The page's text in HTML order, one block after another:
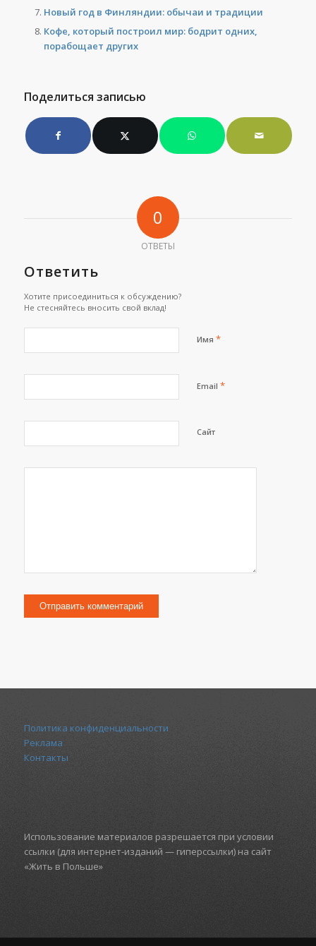
Новый год в Финляндии: обычаи и традиции
Кофе, который построил мир: бодрит одних,
порабощает других
Поделиться записью
0
ОТВЕТЫ
Ответить
Хотите присоединиться к обсуждению?
Не стесняйтесь вносить свой вклад!
Имя *
Email *
Сайт
Политика конфиденциальности
Реклама
Контакты
Использование материалов разрешается при условии
ссылки (для интернет-изданий — гиперссылки) на сайт
«Жить в Польше»